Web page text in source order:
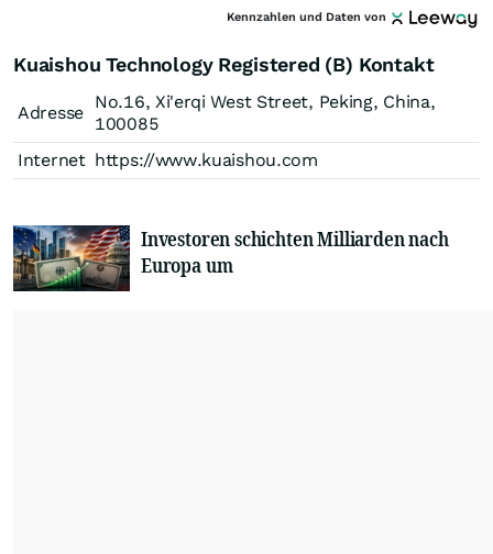
Kennzahlen und Daten von
Kuaishou Technology Registered (B) Kontakt
Adresse
No.16, Xi'erqi West Street, Peking, China,
100085
Internet https://www.kuaishou.com
Investoren schichten Milliarden nach
Europa um